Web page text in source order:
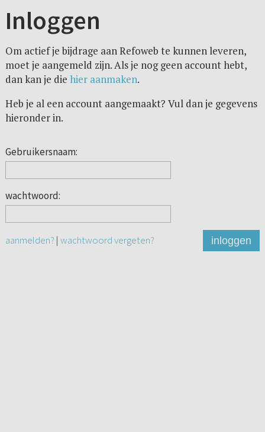
Inloggen
Om actief je bijdrage aan Refoweb te kunnen leveren,
moet je aangemeld zijn. Als je nog geen account hebt,
dan kan je die hier aanmaken.
Heb je al een account aangemaakt? Vul dan je gegevens
hieronder in.
Gebruikersnaam:
wachtwoord:
aanmelden? | wachtwoord vergeten? inloggen